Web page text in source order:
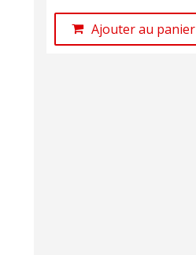
Ajouter au panier